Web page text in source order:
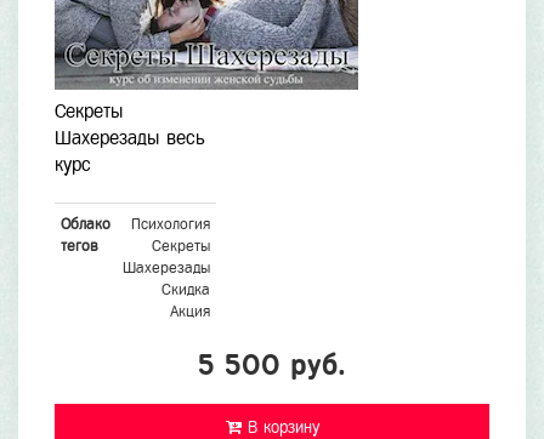
Секреты
Шахерезады весь
курс
Облако
тегов
Психология
Секреты
Шахерезады
Скидка
Акция
5 500 руб.
В корзину